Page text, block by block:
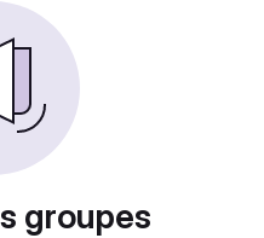
groupes